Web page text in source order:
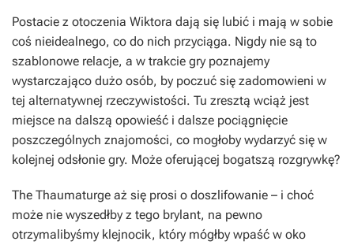
Postacie z otoczenia Wiktora dają się lubić i mają w sobie
coś nieidealnego, co do nich przyciąga. Nigdy nie są to
szablonowe relacje, a w trakcie gry poznajemy
wystarczająco dużo osób, by poczuć się zadomowieni w
tej alternatywnej rzeczywistości. Tu zresztą wciąż jest
miejsce na dalszą opowieść i dalsze pociągnięcie
poszczególnych znajomości, co mogłoby wydarzyć się w
kolejnej odsłonie gry. Może oferującej bogatszą rozgrywkę?
The Thaumaturge aż się prosi o doszlifowanie – i choć
może nie wyszedłby z tego brylant, na pewno
otrzymalibyśmy klejnocik, który mógłby wpaść w oko